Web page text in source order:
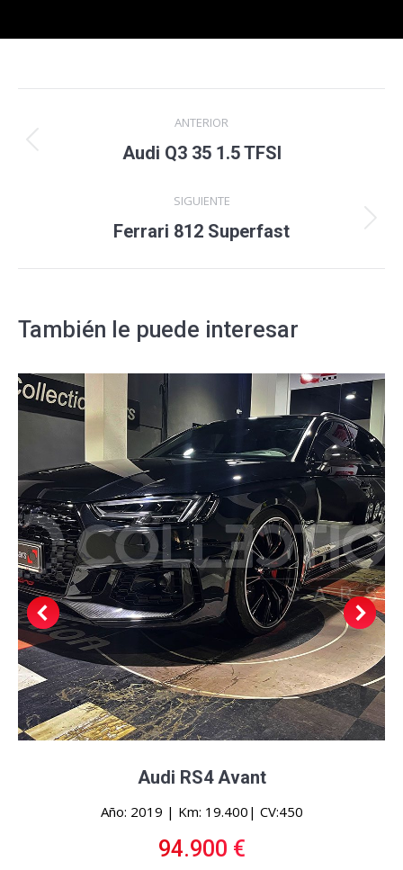
entre
ANTERIOR
Proyecto
Audi Q3 35 1.5 TFSI
SIGUIENTE
Proyecto
Ferrari 812 Superfast
También le puede interesar
Audi RS4 Avant
Año: 2019 | Km: 19.400| CV:450
94.900 €